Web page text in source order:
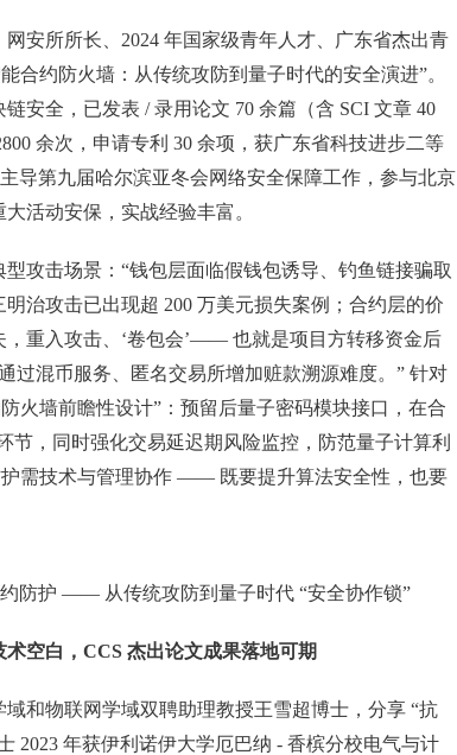
安所所长、2024 年国家级青年人才、广东省杰出青
合约防火墙：从传统攻防到量子时代的安全演进”。
安全，已发表 / 录用论文 70 余篇（含 SCI 文章 40
余次，申请专利 30 余项，获广东省科技进步二等
导第九届哈尔滨亚冬会网络安全保障工作，参与北京
活动安保，实战经验丰富。
攻击场景：“钱包层面临假钱包诱导、钓鱼链接骗取
治攻击已出现超 200 万美元损失案例；合约层的价
，重入攻击、‘卷包会’—— 也就是项目方转移资金后
混币服务、匿名交易所增加赃款溯源难度。” 针对
火墙前瞻性设计”：预留后量子密码模块接口，在合
节，同时强化交易延迟期风险监控，防范量子计算利
需技术与管理协作 —— 既要提升算法安全性，也要
防护 —— 从传统攻防到量子时代 “安全协作锁”
空白，CCS 杰出论文成果落地可期
和物联网学域双聘助理教授王雪超博士，分享 “抗
2023 年获伊利诺伊大学厄巴纳 - 香槟分校电气与计